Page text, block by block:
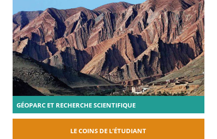
GÉOPARC ET RECHERCHE SCIENTIFIQUE
LE COINS DE L’ÉTUDIANT